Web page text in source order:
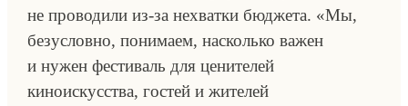
не проводили из-за нехватки бюджета. «Мы,
безусловно, понимаем, насколько важен
и нужен фестиваль для ценителей
киноискусства, гостей и жителей